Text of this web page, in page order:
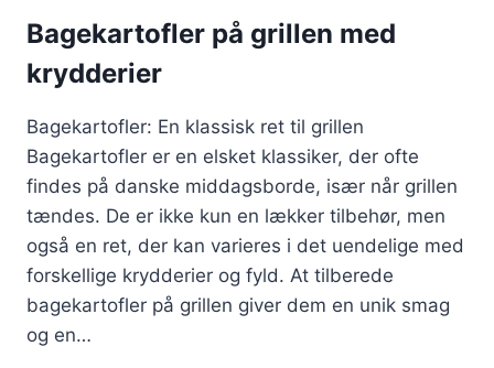
Bagekartofler på grillen med
krydderier
Bagekartofler: En klassisk ret til grillen
Bagekartofler er en elsket klassiker, der ofte
findes på danske middagsborde, især når grillen
tændes. De er ikke kun en lækker tilbehør, men
også en ret, der kan varieres i det uendelige med
forskellige krydderier og fyld. At tilberede
bagekartofler på grillen giver dem en unik smag
og en…